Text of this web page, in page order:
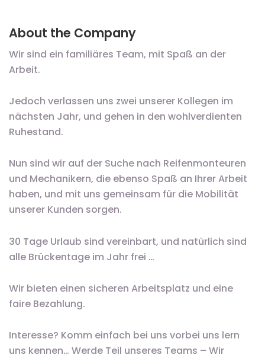
About the Company
Wir sind ein familiäres Team, mit Spaß an der
Arbeit.
Jedoch verlassen uns zwei unserer Kollegen im
nächsten Jahr, und gehen in den wohlverdienten
Ruhestand.
Nun sind wir auf der Suche nach Reifenmonteuren
und Mechanikern, die ebenso Spaß an Ihrer Arbeit
haben, und mit uns gemeinsam für die Mobilität
unserer Kunden sorgen.
30 Tage Urlaub sind vereinbart, und natürlich sind
alle Brückentage im Jahr frei …
Wir bieten einen sicheren Arbeitsplatz und eine
faire Bezahlung.
Interesse? Komm einfach bei uns vorbei uns lern
uns kennen… Werde Teil unseres Teams – Wir